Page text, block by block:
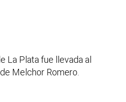
La Plata fue llevada al
Melchor Romero.